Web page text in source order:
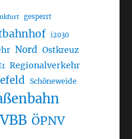
gesperrt
i2030
Nord Ostkreuz
Regionalverkehr
Schöneweide
VBB ÖPNV